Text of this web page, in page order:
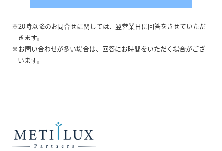
※20時以降のお問合せに関しては、翌営業日に回答をさせていただ
きます。
※お問い合わせが多い場合は、回答にお時間をいただく場合がござ
います。